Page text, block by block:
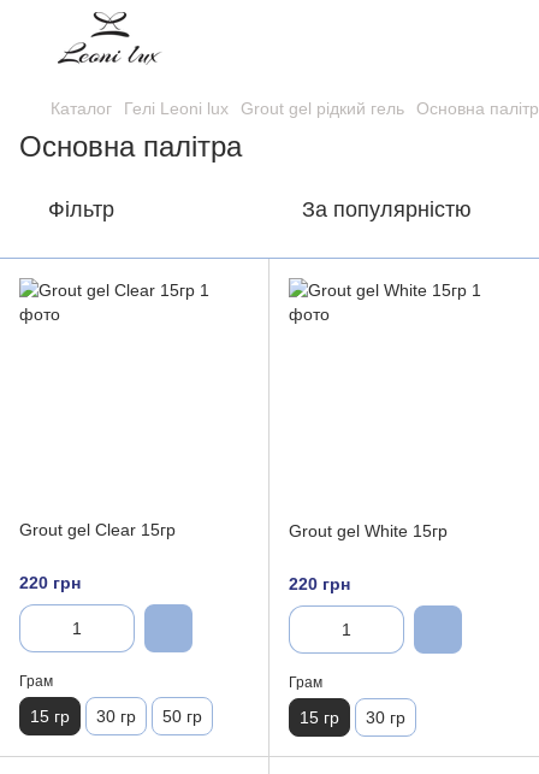
Каталог Гелі Leoni lux Grout gel рідкий гель Основна
Основна палітра
Фільтр За популярністю
Grout gel Clear 15гр
220 грн
Грам
15 гр 30 гр 50 гр
Grout gel White 15гр
220 грн
Грам
15 гр 30 гр